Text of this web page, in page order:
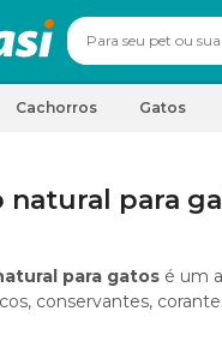
Cachorros Gatos
natural para
para gatos é um
conservantes,